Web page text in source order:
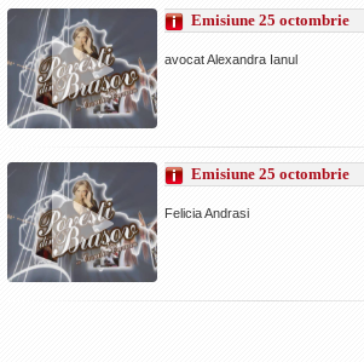
Emisiune 25 octombrie
avocat Alexandra Ianul
Emisiune 25 octombrie
Felicia Andrasi